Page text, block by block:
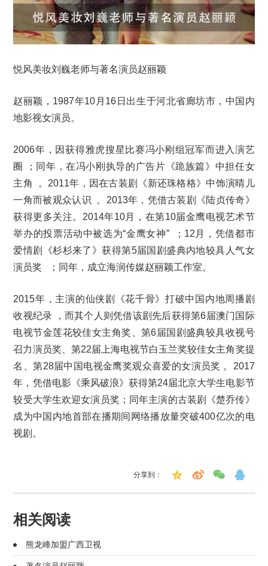
悦风美妆刘巍老师与著名演员赵丽颖
赵丽颖，1987年10月16日出生于河北省廊坊市，中国内
地影视女演员。
2006年，因获得雅虎搜星比赛冯小刚组冠军而进入演艺
圈 ；同年，在冯小刚执导的广告片《跪族篇》中担任女
主角 。2011年，因在古装剧《新还珠格格》中饰演晴儿
一角而被观众认识 。2013年，凭借古装剧《陆贞传奇》
获得更多关注。2014年10月，在第10届金鹰电视艺术节
举办的投票活动中被选为“金鹰女神” ；12月，凭借都市
爱情剧《杉杉来了》获得第5届国剧盛典内地较具人气女
演员奖 ；同年，成立海润传媒赵丽颖工作室。
2015年，主演的仙侠剧《花千骨》打破中国内地周播剧
收视纪录 ，而其个人则凭借该剧先后获得第6届澳门国际
电视节金莲花较佳女主角奖、第6届国剧盛典较具收视号
召力演员奖、第22届上海电视节白玉兰奖较佳女主角奖提
名、第28届中国电视金鹰奖观众喜爱的女演员奖 。2017
年，凭借电影《乘风破浪》获得第24届北京大学生电影节
较受大学生欢迎女演员奖；同年主演的古装剧《楚乔传》
成为中国内地首部在播期间网络播放量突破400亿次的电
视剧。
分享到：
相关阅读
熊龙峰加盟广西卫视